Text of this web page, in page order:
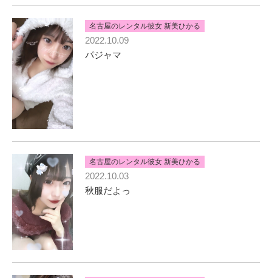
とが多々あって、何も言わずに取ってもらったりしちゃうと
キュンとしちゃったりします、、♡
高い所にあるものは代わりに取ってください‼︎笑っ
ここまで読んで頂き本当にありがとうございます♡
ひかるがどんな人なのか、ここまで読んで分かってくれてた
ら嬉しいです(๑˃̵ᴗ˂̵)
実際にお会いして、デートできる時を楽しみにしていますっ
♡
またね♡
名古屋のレンタル彼女 新美ひかる
2022.10.09
パジャマ
名古屋のレンタル彼女 新美ひかる
2022.10.03
秋服だよっ